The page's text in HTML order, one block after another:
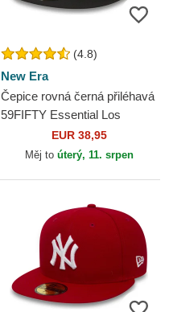
(4.8)
New Era
Čepice rovná černá přiléhavá
59FIFTY Essential Los
Angeles Dodgers MLB New
EUR 38,95
Měj to úterý, 11. srpen